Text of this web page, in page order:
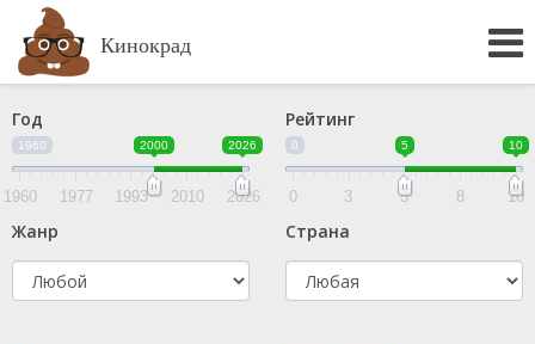
Кинокрад
Год
1960 2000 2026
1960 1977 1993 2010 2026
Рейтинг
0 5 10
0 3 5 8 10
Жанр Страна